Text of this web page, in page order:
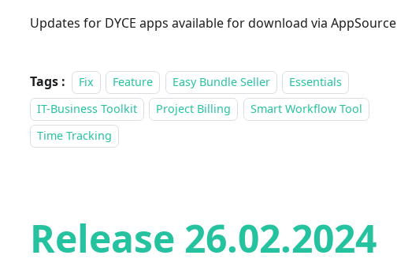
Updates for DYCE apps available for download via AppSource
Tags : Fix Feature Easy Bundle Seller
Essentials
IT-Business Toolkit
Project Billing
Smart Workflow Tool
Time Tracking
Release 26.02.2024